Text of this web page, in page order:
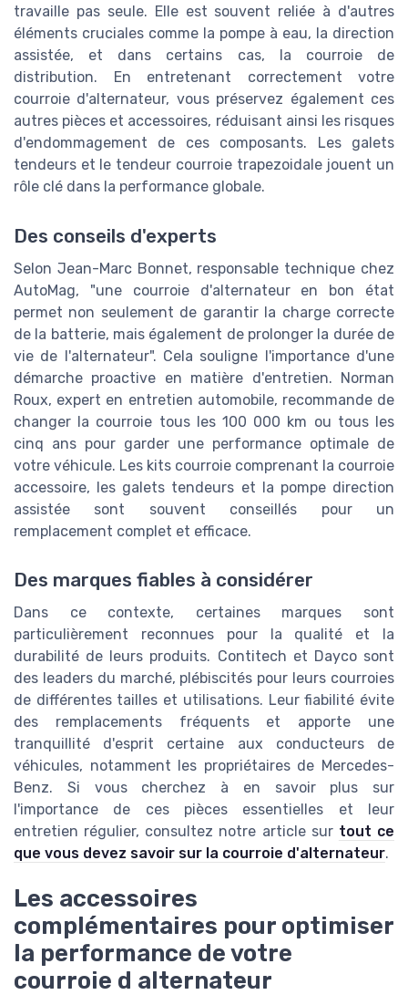
travaille pas seule. Elle est souvent reliée à d'autres
éléments cruciales comme la pompe à eau, la direction
assistée, et dans certains cas, la courroie de
distribution. En entretenant correctement votre
courroie d'alternateur, vous préservez également ces
autres pièces et accessoires, réduisant ainsi les risques
d'endommagement de ces composants. Les galets
tendeurs et le tendeur courroie trapezoidale jouent un
rôle clé dans la performance globale.
Des conseils d'experts
Selon Jean-Marc Bonnet, responsable technique chez
AutoMag, "une courroie d'alternateur en bon état
permet non seulement de garantir la charge correcte
de la batterie, mais également de prolonger la durée de
vie de l'alternateur". Cela souligne l'importance d'une
démarche proactive en matière d'entretien. Norman
Roux, expert en entretien automobile, recommande de
changer la courroie tous les 100 000 km ou tous les
cinq ans pour garder une performance optimale de
votre véhicule. Les kits courroie comprenant la courroie
accessoire, les galets tendeurs et la pompe direction
assistée sont souvent conseillés pour un
remplacement complet et efficace.
Des marques fiables à considérer
Dans ce contexte, certaines marques sont
particulièrement reconnues pour la qualité et la
durabilité de leurs produits. Contitech et Dayco sont
des leaders du marché, plébiscités pour leurs courroies
de différentes tailles et utilisations. Leur fiabilité évite
des remplacements fréquents et apporte une
tranquillité d'esprit certaine aux conducteurs de
véhicules, notamment les propriétaires de Mercedes-
Benz. Si vous cherchez à en savoir plus sur
l'importance de ces pièces essentielles et leur
entretien régulier, consultez notre article sur tout ce
que vous devez savoir sur la courroie d'alternateur.
Les accessoires
complémentaires pour optimiser
la performance de votre
courroie d alternateur